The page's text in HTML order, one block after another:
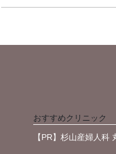
おすすめクリニック
【PR】杉山産婦人科